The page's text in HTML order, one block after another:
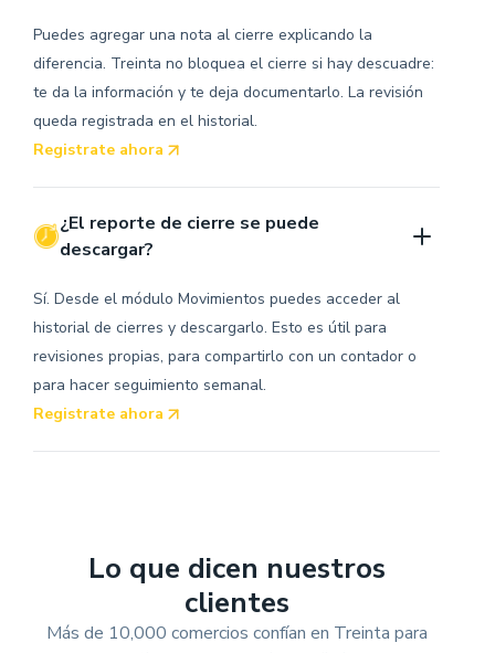
Puedes agregar una nota al cierre explicando la
diferencia. Treinta no bloquea el cierre si hay descuadre:
te da la información y te deja documentarlo. La revisión
queda registrada en el historial.
Registrate ahora
¿El reporte de cierre se puede
descargar?
Sí. Desde el módulo Movimientos puedes acceder al
historial de cierres y descargarlo. Esto es útil para
revisiones propias, para compartirlo con un contador o
para hacer seguimiento semanal.
Registrate ahora
Lo que dicen nuestros
clientes
Más de 10,000 comercios confían en Treinta para